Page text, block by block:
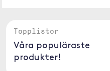
Topplistor
Våra populäraste
produkter!